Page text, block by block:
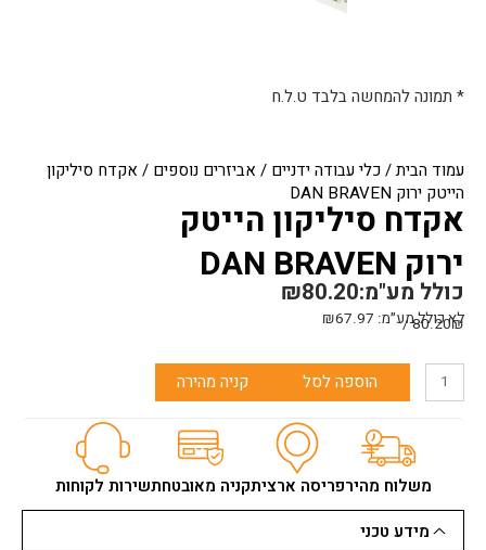
עמוד הבית/כלי עבודה ידניים / אביזרים נוספים / אקדח סיליקון
הייטק ירוק DAN BRAVEN
אקדח סיליקון הייטק
ירוק DAN BRAVEN
₪80.20כולל מע"מ:
לא כולל מע״מ: ₪67.97
80.20₪ /
כמות
BRAVEN
הוספה לסל קניה מהירה
משלוח מהירפריסה ארציתקניה מאובטחתשירות לקוחות
מידע טכני
* תמונה להמחשה בלבד ט.ל.ח